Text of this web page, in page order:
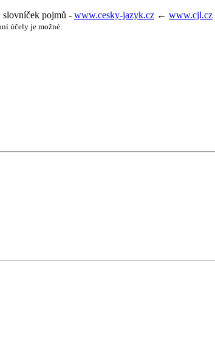
slovníček pojmů - www.cesky-jazyk.cz ← www.cjl.cz
účely je možné.